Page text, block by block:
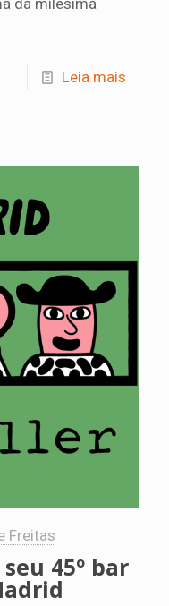
da milésima
Leia mais
Freitas
45º bar